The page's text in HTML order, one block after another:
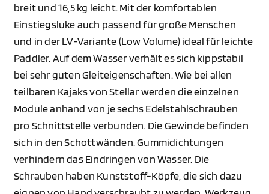
breit und 16,5 kg leicht. Mit der komfortablen
Einstiegsluke auch passend für große Menschen
und in der LV-Variante (Low Volume) ideal für leichte
Paddler. Auf dem Wasser verhält es sich kippstabil
bei sehr guten Gleiteigenschaften. Wie bei allen
teilbaren Kajaks von Stellar werden die einzelnen
Module anhand von je sechs Edelstahlschrauben
pro Schnittstelle verbunden. Die Gewinde befinden
sich in den Schottwänden. Gummidichtungen
verhindern das Eindringen von Wasser. Die
Schrauben haben Kunststoff-Köpfe, die sich dazu